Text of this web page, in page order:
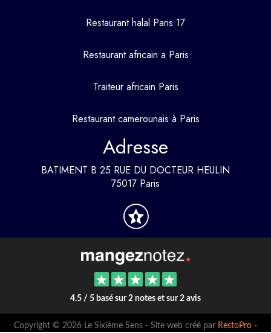
Restaurant halal Paris 17
Restaurant africain a Paris
Traiteur africain Paris
Restaurant camerounais à Paris
Adresse
BATIMENT B 25 RUE DU DOCTEUR HEULIN
75017 Paris
4.5 / 5 basé sur 2 notes et sur 2 avis
Copyright © 2026 Le Sixième Sens - Site web créé par RestoPro -